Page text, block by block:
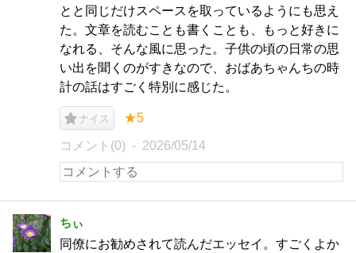
とと同じだけスペースを取っているようにも思え
た。文章を読むことも書くことも、もっと好きに
なれる、そんな風に思った。子供の頃の日常の思
い出を聞くのがすきなので、おばあちゃんちの時
計の話はすごく特別に感じた。
ナイス ★5
コメント(0) 2026/05/14
ちぃ
同僚にお勧めされて読んだエッセイ。すごくよか